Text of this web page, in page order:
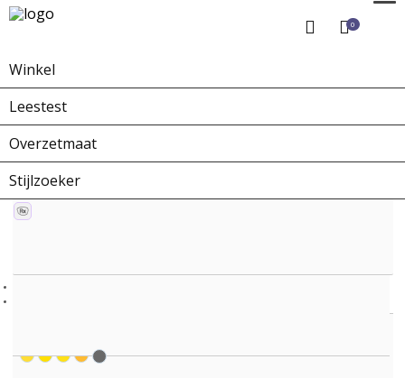
0
Winkel
Leestest
Overzetmaat
Stijlzoeker
Home Winkel